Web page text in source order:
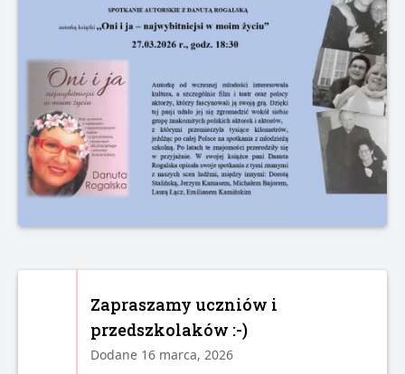
Zapraszamy uczniów i
przedszkolaków :-)
Dodane 16 marca, 2026